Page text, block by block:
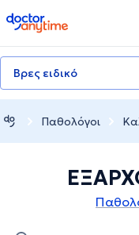
doctoranytime
Βρες ειδικό
Παθολόγοι